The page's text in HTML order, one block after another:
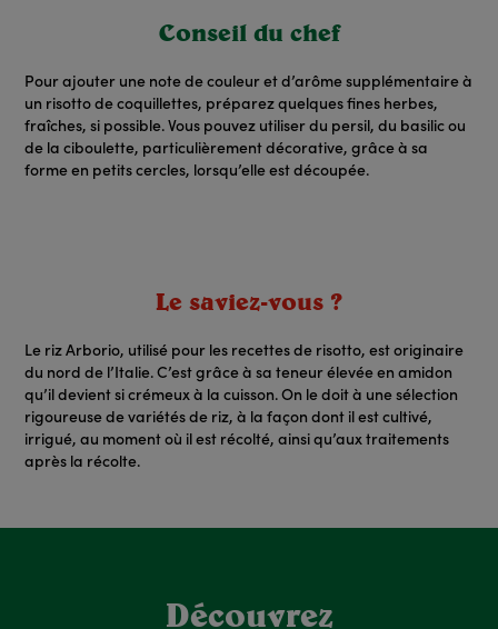
Conseil du chef
Pour ajouter une note de couleur et d’arôme supplémentaire à
un risotto de coquillettes, préparez quelques fines herbes,
fraîches, si possible. Vous pouvez utiliser du persil, du basilic ou
de la ciboulette, particulièrement décorative, grâce à sa
forme en petits cercles, lorsqu’elle est découpée.
Le saviez-vous ?
Le riz Arborio, utilisé pour les recettes de risotto, est originaire
du nord de l’Italie. C’est grâce à sa teneur élevée en amidon
qu’il devient si crémeux à la cuisson. On le doit à une sélection
rigoureuse de variétés de riz, à la façon dont il est cultivé,
irrigué, au moment où il est récolté, ainsi qu’aux traitements
après la récolte.
Découvrez